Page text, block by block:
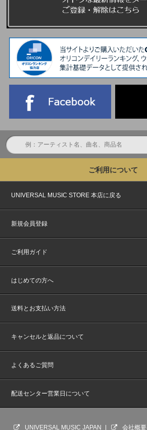
ご利用について
UNIVERSAL MUSIC STORE 本店に戻る
新規会員登録
ご利用ガイド
はじめての方へ
送料とお支払い方法
キャンセルと返品について
よくあるご質問
配送センター営業日について
UNIVERSAL MUSIC JAPAN 会社概要